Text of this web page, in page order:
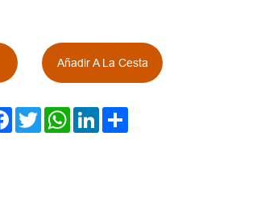
Añadir A La Cesta
FACEBOOK
TWITTERWHATSAPP
LINKEDIN